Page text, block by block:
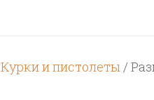
Курки и пистолеты /